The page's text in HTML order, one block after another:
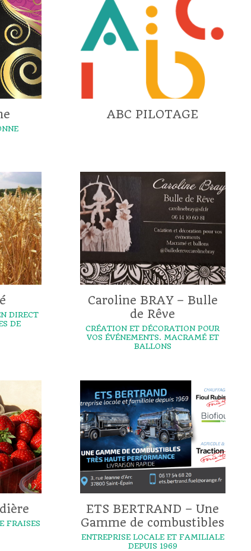
ABC PILOTAGE
DIRECT
DE
Caroline BRAY – Bulle
de Rêve
CRÉATION ET DÉCORATION POUR
VOS ÉVÉNEMENTS. MACRAMÉ ET
BALLONS
FRAISES
ETS BERTRAND – Une
Gamme de combustibles
ENTREPRISE LOCALE ET FAMILIALE
DEPUIS 1969